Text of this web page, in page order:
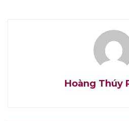
Hoàng Thúy